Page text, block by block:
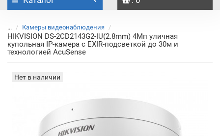
... Камеры видеонаблюдения
HIKVISION DS-2CD2143G2-IU(2.8mm) 4Мп уличная
купольная IP-камера с EXIR-подсветкой до 30м и
технологией AcuSense
Нет в наличии